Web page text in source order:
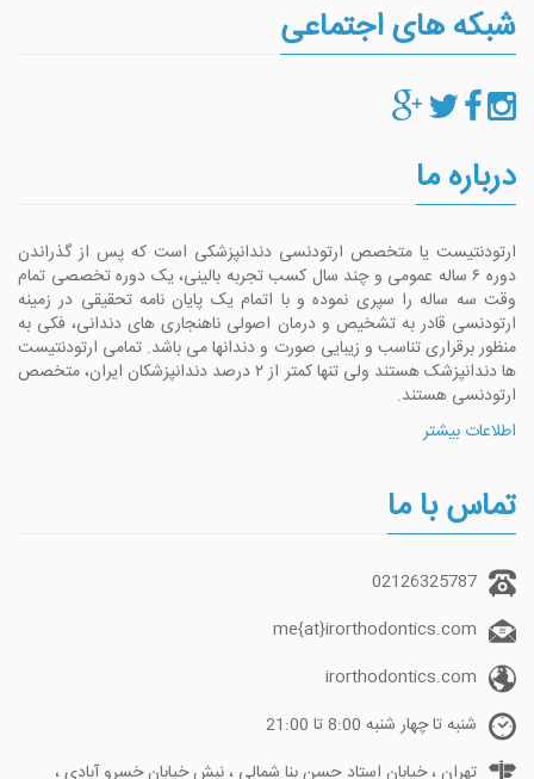
شبکه های اجتماعی
درباره ما
ارتودنتیست یا متخصص ارتودنسی دندانپزشکی است که پس از گذراندن
دوره ۶ ساله عمومی و چند سال کسب تجربه بالینی، یک دوره تخصصی تمام
وقت سه ساله را سپری نموده و با اتمام یک پایان نامه تحقیقی در زمینه
ارتودنسی قادر به تشخیص و درمان اصولی ناهنجاری های دندانی، فکی به
منظور برقراری تناسب و زیبایی صورت و دندانها می باشد. تمامی ارتودنتیست
ها دندانپزشک هستند ولی تنها کمتر از ۲ درصد دندانپزشکان ایران، متخصص
ارتودنسی هستند.
اطلاعات بیشتر
تماس با ما
02126325787
me{at}irorthodontics.com
irorthodontics.com
شنبه تا چهار شنبه 8:00 تا 21:00
تهران ، خیابان استاد حسن بنا شمالی ، نبش خیابان خسرو آبادی ،